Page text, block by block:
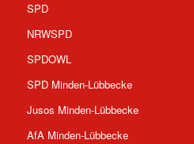
SPD
NRWSPD
SPDOWL
SPD Minden-Lübbecke
Jusos Minden-Lübbecke
AfA Minden-Lübbecke